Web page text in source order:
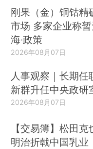
刚果（金）铜钴精
市场 多家企业称
海·政策
2026年08月07日
人事观察｜长期任
新群升任中央政研
2026年08月07日
【交易簿】松田
明治折戟中国乳业